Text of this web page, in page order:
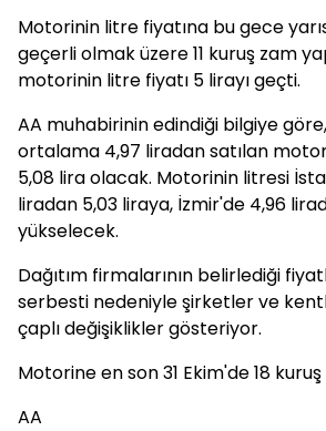
Motorinin litre fiyatına bu gece
geçerli olmak üzere 11 kuruş zam
motorinin litre fiyatı 5 lirayı geçti.
AA muhabirinin edindiği bilgiye
ortalama 4,97 liradan satılan
5,08 lira olacak. Motorinin litresi
liradan 5,03 liraya, İzmir'de 4,96
yükselecek.
Dağıtım firmalarının belirlediği
serbesti nedeniyle şirketler ve
çaplı değişiklikler gösteriyor.
Motorine en son 31 Ekim'de 18 kuruş
AA